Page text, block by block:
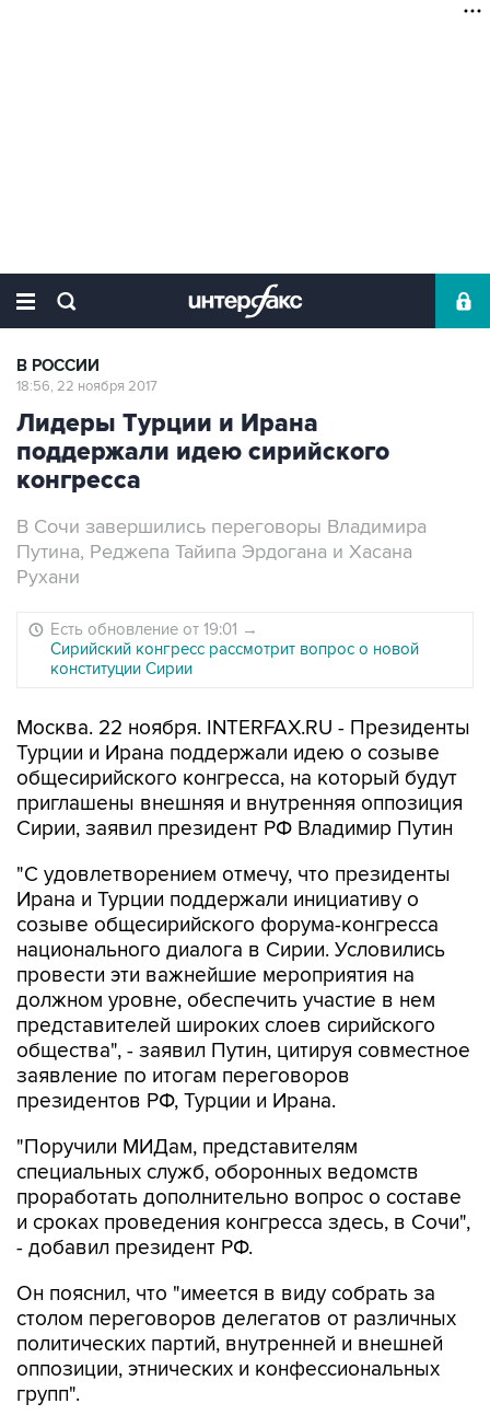
В РОССИИ
18:56, 22 ноября 2017
Лидеры Турции и Ирана
поддержали идею сирийского
конгресса
В Сочи завершились переговоры Владимира
Путина, Реджепа Тайипа Эрдогана и Хасана
Рухани
Есть обновление от 19:01 →
Сирийский конгресс рассмотрит вопрос о новой
конституции Сирии
Москва. 22 ноября. INTERFAX.RU - Президенты
Турции и Ирана поддержали идею о созыве
общесирийского конгресса, на который будут
приглашены внешняя и внутренняя оппозиция
Сирии, заявил президент РФ Владимир Путин
"С удовлетворением отмечу, что президенты
Ирана и Турции поддержали инициативу о
созыве общесирийского форума-конгресса
национального диалога в Сирии. Условились
провести эти важнейшие мероприятия на
должном уровне, обеспечить участие в нем
представителей широких слоев сирийского
общества", - заявил Путин, цитируя совместное
заявление по итогам переговоров
президентов РФ, Турции и Ирана.
"Поручили МИДам, представителям
специальных служб, оборонных ведомств
проработать дополнительно вопрос о составе
и сроках проведения конгресса здесь, в Сочи",
- добавил президент РФ.
Он пояснил, что "имеется в виду собрать за
столом переговоров делегатов от различных
политических партий, внутренней и внешней
оппозиции, этнических и конфессиональных
групп".